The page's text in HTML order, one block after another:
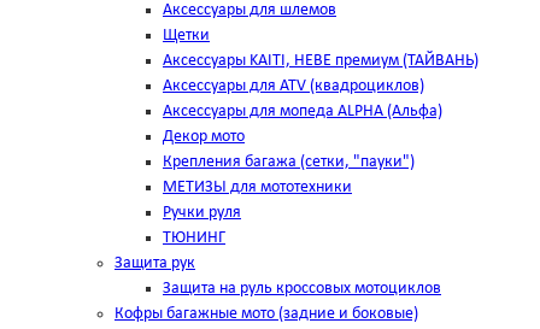
Аксессуары для шлемов
Щетки
Аксессуары KAITI, HEBE премиум (ТАЙВАНЬ)
Аксессуары для ATV (квадроциклов)
Аксессуары для мопеда ALPHA (Альфа)
Декор мото
Крепления багажа (сетки, "пауки")
МЕТИЗЫ для мототехники
Ручки руля
ТЮНИНГ
Защита рук
Защита на руль кроссовых мотоциклов
Кофры багажные мото (задние и боковые)